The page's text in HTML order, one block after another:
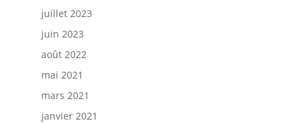
juillet 2023
juin 2023
août 2022
mai 2021
mars 2021
janvier 2021